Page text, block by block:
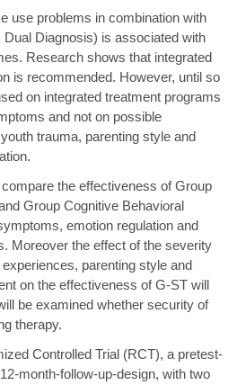
use problems in combination with
Diagnosis) is associated with
Research shows that integrated
is recommended. However, until so
on integrated treatment programs
and not on possible
trauma, parenting style and
the effectiveness of Group
Group Cognitive Behavioral
emotion regulation and
Moreover the effect of the severity
parenting style and
on the effectiveness of G-ST will
be examined whether security of
therapy.
Controlled Trial (RCT), a pretest-
month-follow-up-design, with two